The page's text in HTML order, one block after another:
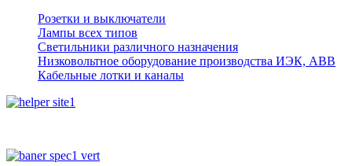
Розетки и выключатели
Лампы всех типов
Светильники различного назначения
Низковольтное оборудование производства ИЭК, АВВ
Кабельные лотки и каналы